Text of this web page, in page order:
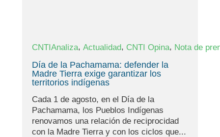
CNTIAnaliza, Actualidad, CNTI Opina, Nota de
Día de la Pachamama: defender la
Madre Tierra exige garantizar los
territorios indígenas
Cada 1 de agosto, en el Día de la
Pachamama, los Pueblos Indígenas
renovamos una relación de reciprocidad
con la Madre Tierra y con los ciclos que...